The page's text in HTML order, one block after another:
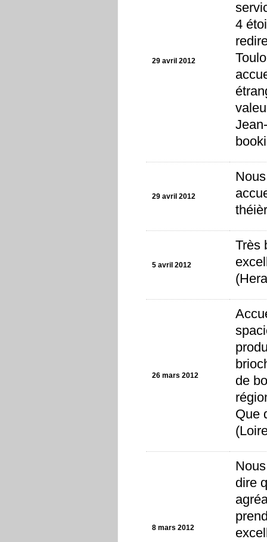
29 avril 2012
4
29 avril 2012
5 avril 2012
Très
26 mars 2012
de
Que
8 mars 2012
dire